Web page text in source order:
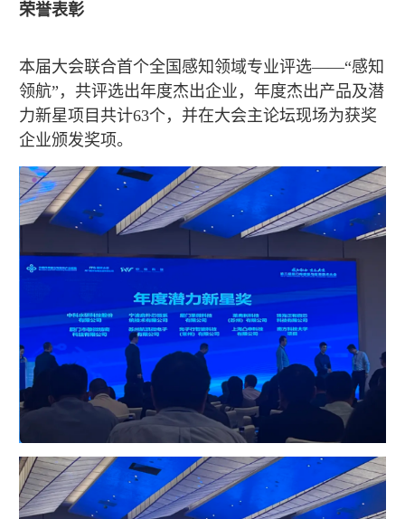
荣誉表彰
本届大会联合首个全国感知领域专业评选——“感知
领航”，共评选出年度杰出企业，年度杰出产品及潜
力新星项目共计63个，并在大会主论坛现场为获奖
企业颁发奖项。